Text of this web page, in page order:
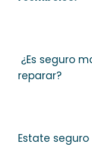
¿Es seguro
reparar?
Estate